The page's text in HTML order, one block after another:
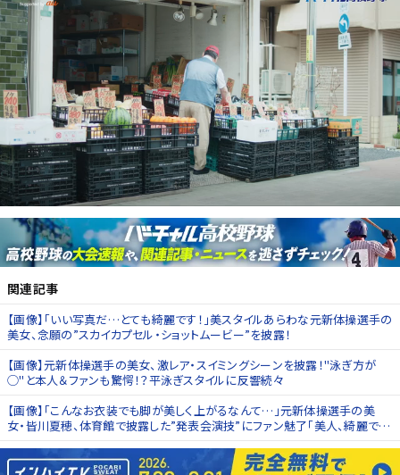
関連記事
【画像】「いい写真だ…とても綺麗です！」美スタイルあらわな元新体操選手の
美女、念願の”スカイカプセル・ショットムービー”を披露！
【画像】元新体操選手の美女、激レア・スイミングシーンを披露！"泳ぎ方が
◯"と本人＆ファンも驚愕！？平泳ぎスタイルに反響続々
【画像】「こんなお衣装でも脚が美しく上がるなんて…」元新体操選手の美
女・皆川夏穂、体育館で披露した”発表会演技”にファン魅了「美人、綺麗です